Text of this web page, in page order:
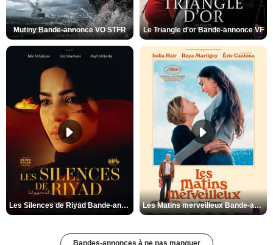
Mutiny Bande-annonce VO STFR Le Triangle d'or Bande-annonce VF
Les Silences de Riyad Bande-annonce VO STFR Les Matins merveilleux Bande-annonce VF
Bandes-annonces à ne pas manquer